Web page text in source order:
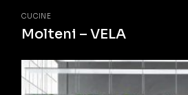
CUCINE
Molteni – VELA